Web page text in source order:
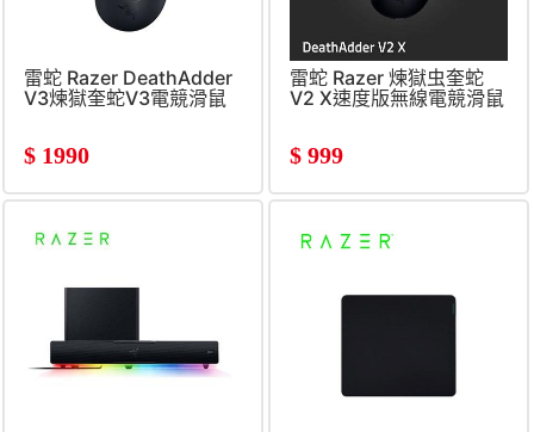
雷蛇 Razer DeathAdder
V3煉獄奎蛇V3電競滑鼠
$ 1990
雷蛇 Razer 煉獄虫奎蛇
V2 X速度版無線電競滑鼠
$ 999